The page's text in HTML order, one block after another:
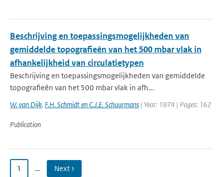
Beschrijving en toepassingsmogelijkheden van
gemiddelde topografieën van het 500 mbar vlak in
afhankelijkheid van circulatietypen
Beschrijving en toepassingsmogelijkheden van gemiddelde
topografieën van het 500 mbar vlak in afh...
W. van Dijk, F.H. Schmidt en C.J.E. Schuurmans | Year: 1974 | Pages: 162
Publication
1 … Next ›